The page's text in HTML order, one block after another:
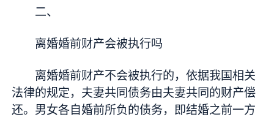
二、
离婚婚前财产会被执行吗
离婚婚前财产不会被执行的，依据我国相关
法律的规定，夫妻共同债务由夫妻共同的财产偿
还。男女各自婚前所负的债务，即结婚之前一方